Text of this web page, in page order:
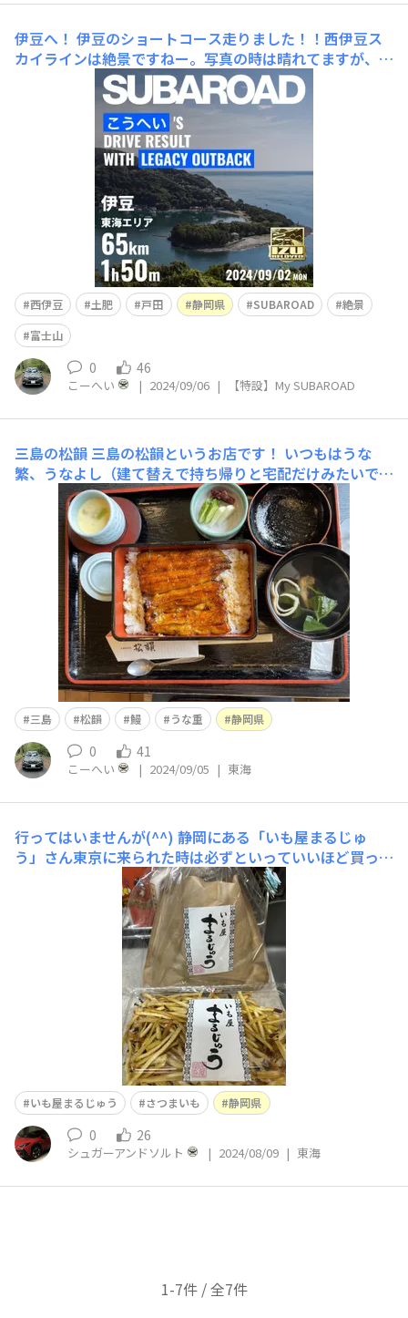
伊豆へ！ 伊豆のショートコース走りました！！西伊豆ス
カイラインは絶景ですねー。写真の時は晴れてますが、、
富士山も見えず、霧が途中から立ち込めてましたが。それ
はそれで楽しかったです。西伊豆は山から海へ出て、また
山へと、複雑な地形ですね。駿河湾もキレイですね。山梨
に良くドライブ行くのですが、伊豆も知らないところが
西伊豆 土肥 戸田 静岡県 SUBAROAD
絶景
富士山
0 46
こーへい | 2024/09/06 | 【特設】My SUBAROAD
三島の松韻 三島の松韻というお店です！ いつもはうな
繁、うなよし（建て替えで持ち帰りと宅配だけみたいで
す）に行くのですが、たまには別のところでと思い。 観
光の方はあまり行かないところかもしれませんが、地元に
愛されている感じですね。法事・宴会などでも使われるよ
うです。キレイなお庭があります。&
三島 松韻 鰻 うな重 静岡県
0 41
こーへい | 2024/09/05 | 東海
行ってはいませんが(^^) 静岡にある「いも屋まるじゅ
う」さん東京に来られた時は必ずといっていいほど買って
いも屋まるじゅう さつまいも 静岡県
0 26
シュガーアンドソルト | 2024/08/09 | 東海
1-7件 / 全7件